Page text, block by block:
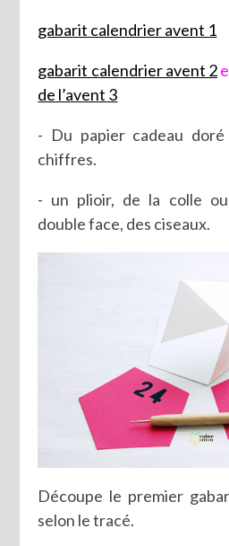
gabarit calendrier avent 1
gabarit calendrier avent 2
de l’avent 3
- Du papier cadeau
chiffres.
- un plioir, de la colle
double face, des ciseaux.
Découpe le premier
selon le tracé.